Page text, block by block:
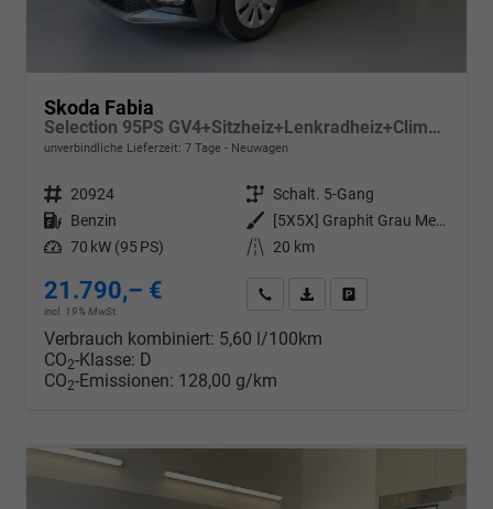
Skoda Fabia
Selection 95PS GV4+Sitzheiz+Lenkradheiz+Climatronic+Sunset+AppConnect+PDC
unverbindliche Lieferzeit: 7 Tage Neuwagen
Fahrzeugnr. 20924 Getriebe Schalt. 5-Gang
Kraftstoff Benzin Außenfarbe
[5X5X] Graphit Grau Metallic
Leistung 70 kW (95 PS) Kilometerstand 20 km
21.790,– €
incl. 19% MwSt.
Wir rufen Sie anPDF-Datei, Fahrzeugexposé
Verbrauch kombiniert: 5,60 l/100km
CO2-Klasse: D
CO2-Emissionen: 128,00 g/km